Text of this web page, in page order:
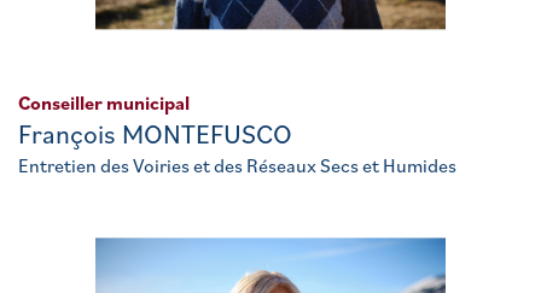
Conseiller municipal
François MONTEFUSCO
Entretien des Voiries et des Réseaux Secs et Humides